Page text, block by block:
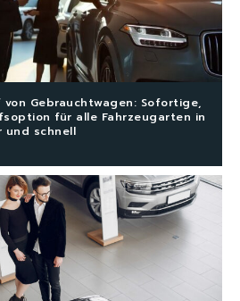
Gebrauchtwagen: Sofortige,
für alle Fahrzeugarten in
und schnell